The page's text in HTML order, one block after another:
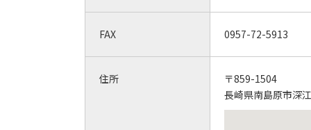
FAX 0957-72-5913
住所
〒859-1504
長崎県南島原市深